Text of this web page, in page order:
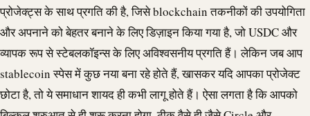
प्रोजेक्ट्स के साथ प्रगति की है, जिसेblockchainतकनीकों की उपयोगिता
और अपनाने को बेहतर बनाने के लिए डिज़ाइन किया गया है, जोUSDCऔर
व्यापक रूप से स्टेबलकॉइन्स के लिए अविश्वसनीय प्रगति हैं। लेकिन जब आप
stablecoinस्पेस में कुछ नया बना रहे होते हैं, खासकर यदि आपका प्रोजेक्ट
छोटा है, तो ये समाधान शायद ही कभी लागू होते हैं। ऐसा लगता है कि आपको